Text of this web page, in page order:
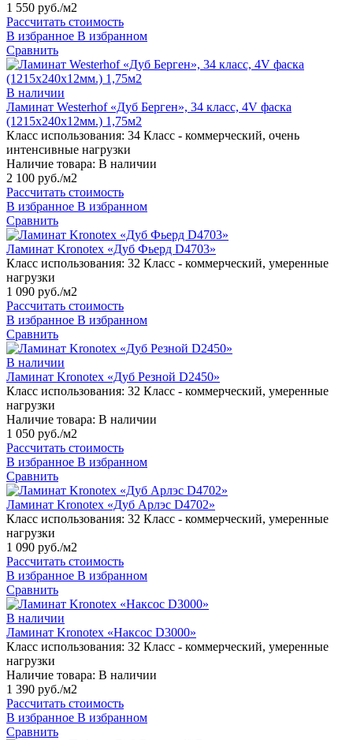
1 550 руб./м2
Рассчитать стоимость
В избранное В избранном
Сравнить
В наличии
Ламинат Westerhof «Дуб Берген», 34 класс, 4V фаска
(1215х240х12мм.) 1,75м2
Класс использования: 34 Класс - коммерческий, очень
интенсивные нагрузки
Наличие товара: В наличии
2 100 руб./м2
Рассчитать стоимость
В избранное В избранном
Сравнить
Ламинат Kronotex «Дуб Фьерд D4703»
Класс использования: 32 Класс - коммерческий, умеренные
нагрузки
1 090 руб./м2
Рассчитать стоимость
В избранное В избранном
Сравнить
В наличии
Ламинат Kronotex «Дуб Резной D2450»
Класс использования: 32 Класс - коммерческий, умеренные
нагрузки
Наличие товара: В наличии
1 050 руб./м2
Рассчитать стоимость
В избранное В избранном
Сравнить
Ламинат Kronotex «Дуб Арлэс D4702»
Класс использования: 32 Класс - коммерческий, умеренные
нагрузки
1 090 руб./м2
Рассчитать стоимость
В избранное В избранном
Сравнить
В наличии
Ламинат Kronotex «Наксос D3000»
Класс использования: 32 Класс - коммерческий, умеренные
нагрузки
Наличие товара: В наличии
1 390 руб./м2
Рассчитать стоимость
В избранное В избранном
Сравнить